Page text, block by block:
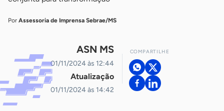
Por Assessoria de Imprensa Sebrae/MS
ASN MS
01/11/2024 às 12:44
Atualização
01/11/2024 às 14:42
COMPARTILHE